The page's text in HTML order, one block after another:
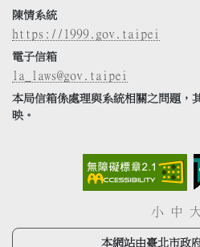
陳情系統
https://1999.gov.taipei
電子信箱
la_laws@gov.taipei
本局信箱係處理與系統相關之問題，
映。
小 中
本網站由臺北市政